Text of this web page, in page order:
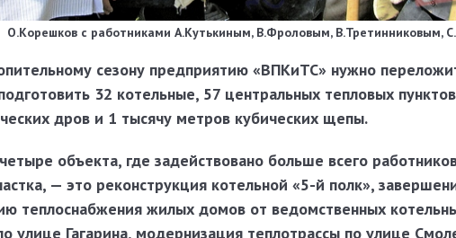
О.Корешков с работниками А.Кутькиным, В.Фро­ловым, В.Третинниковым,
сезону предприятию «ВПКиТС» нужно
32 котельные, 57 центральных тепловых
дров и 1 тысячу метров кубических щепы.
объек­та, где задействовано больше всего
— это реконструкция котель­ной «5-й полк»,
теплоснабжения жилых домов от ведомственных
улице Гагарина, мо­дернизация теплотрассы по улице